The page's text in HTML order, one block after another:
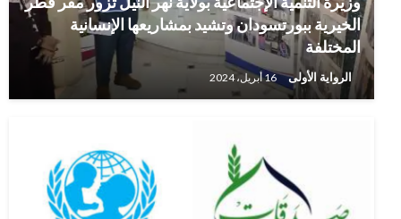
الخيرية ببورتسودان وتشيد بمشاريعها الإنسانية
المختلفة
الرواية الأولى 16 أبريل، 2024